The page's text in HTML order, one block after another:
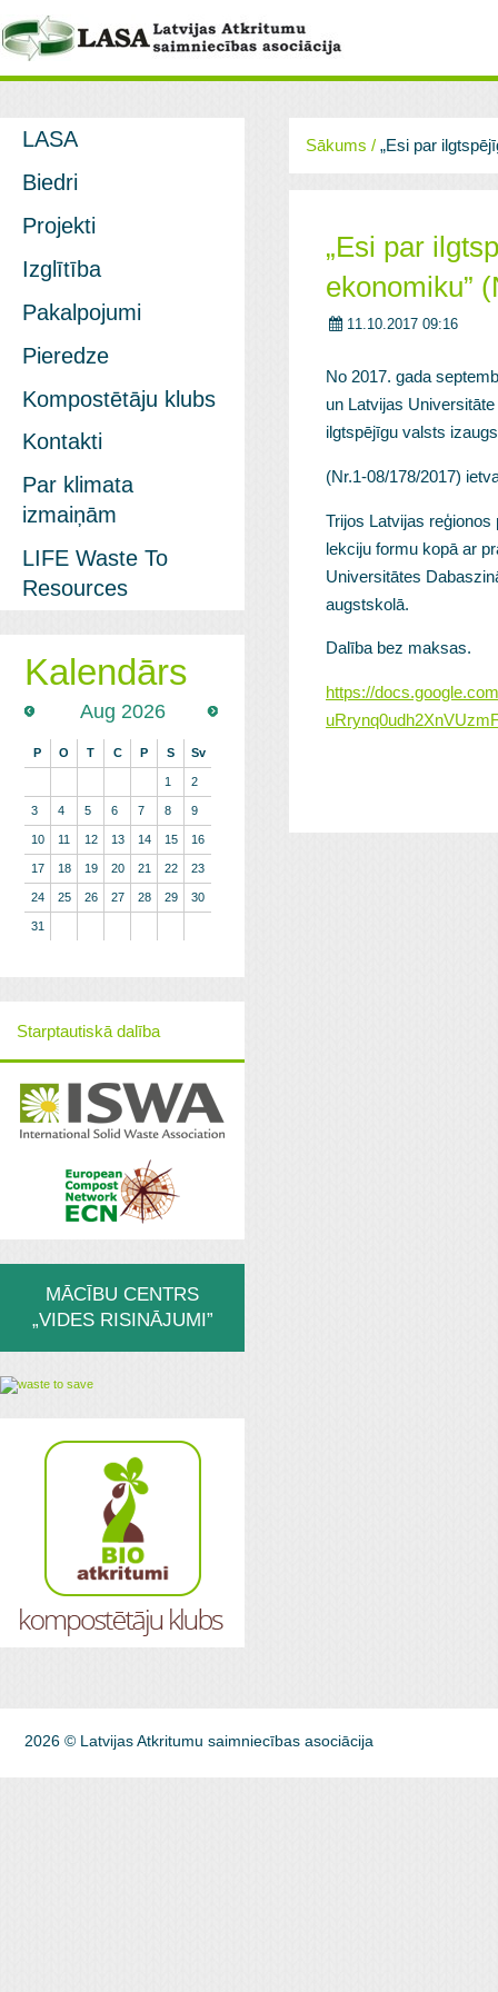
Sākums / „Esi par
„Esi par
ekonomiku”
11.10.2017 09:16
No 2017. gada
un Latvijas
ilgtspējīgu valsts
(Nr.1-08/178/2017)
Trijos Latvijas
lekciju formu kopā ar
Universitātes
augstskolā.
Dalība bez maksas.
https://
LASA
Biedri
Projekti
Izglītība
Pakalpojumi
Pieredze
Kompostētāju klubs
Kontakti
Par klimata
izmaiņām
LIFE Waste To
Resources
Kalendārs
Aug 2026
P O T C P S Sv
1 2
3 4 5 6 7 8 9
10 11 12 13 14 15 16
17 18 19 20 21 22 23
24 25 26 27 28 29 30
31
Starptautiskā dalība
MĀCĪBU CENTRS
„VIDES RISINĀJUMI”
2026 © Latvijas Atkritumu saimniecības asociācija